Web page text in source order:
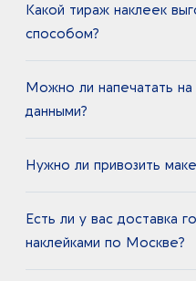
Какой тираж наклеек
способом?
Можно ли напечатать на
данными?
Нужно ли привозить
Есть ли у вас доставка
наклейками по Москве?